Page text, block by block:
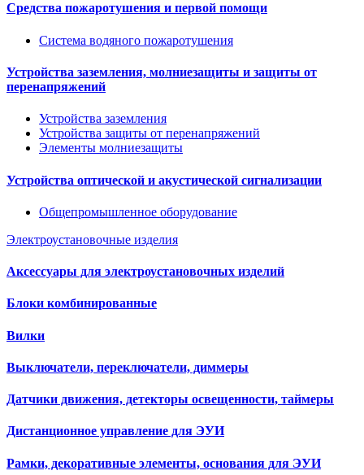
Средства пожаротушения и первой помощи
Система водяного пожаротушения
Устройства заземления, молниезащиты и защиты от
перенапряжений
Устройства заземления
Устройства защиты от перенапряжений
Элементы молниезащиты
Устройства оптической и акустической сигнализации
Общепромышленное оборудование
Электроустановочные изделия
Аксессуары для электроустановочных изделий
Блоки комбинированные
Вилки
Выключатели, переключатели, диммеры
Датчики движения, детекторы освещенности, таймеры
Дистанционное управление для ЭУИ
Рамки, декоративные элементы, основания для ЭУИ